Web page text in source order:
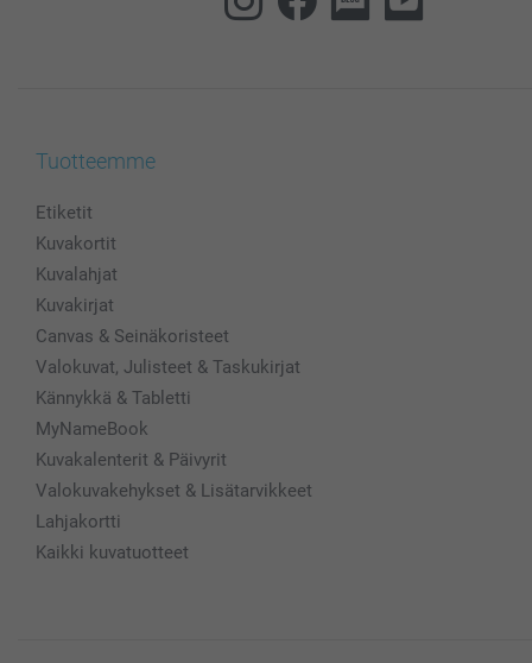
Tuotteemme
Etiketit
Kuvakortit
Kuvalahjat
Kuvakirjat
Canvas & Seinäkoristeet
Valokuvat, Julisteet & Taskukirjat
Kännykkä & Tabletti
MyNameBook
Kuvakalenterit & Päivyrit
Valokuvakehykset & Lisätarvikkeet
Lahjakortti
Kaikki kuvatuotteet